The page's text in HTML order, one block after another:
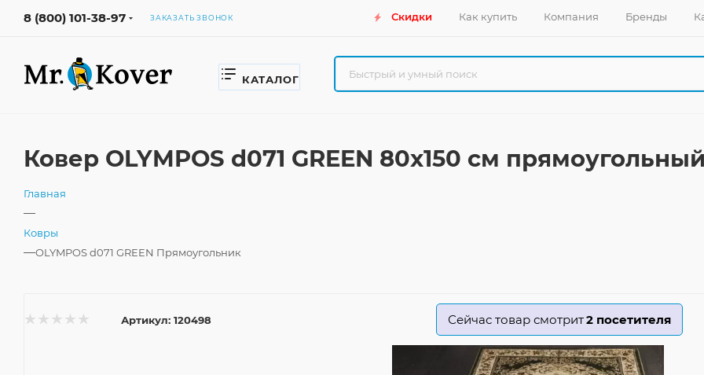
8 (800) 101-38-97 ЗАКАЗАТЬ ЗВОНОК Скидки Как купить Компания Бренды
КАТАЛОГ
Ковер OLYMPOS d071 GREEN 80x150 см прямоугольный
Главная
—
Ковры
—OLYMPOS d071 GREEN Прямоугольник
Артикул: 120498 Сейчас товар смотрит2 посетителя